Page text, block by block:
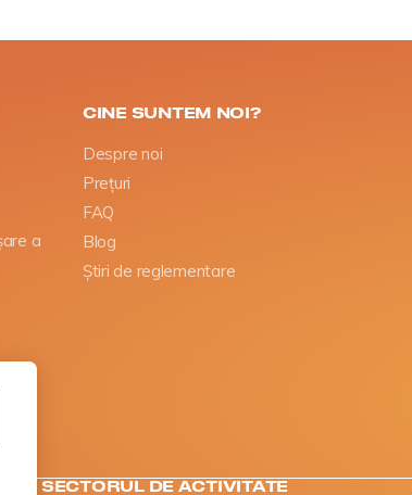
a
CINE SUNTEM NOI?
Despre noi
Prețuri
FAQ
Blog
Știri de reglementare
SECTORUL DE ACTIVITATE